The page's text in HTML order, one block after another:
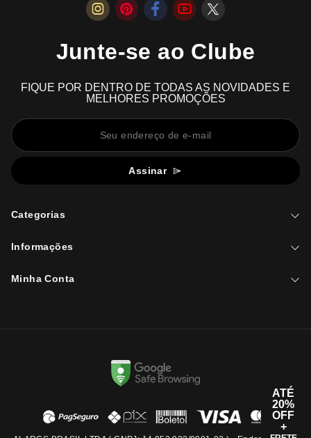
Junte-se ao Clube
FIQUE POR DENTRO DE TODAS AS NOVIDADES E
MELHORES PROMOÇÕES
Assinar
Categorias
Informações
Minha Conta
ATÉ
20%
OFF
+